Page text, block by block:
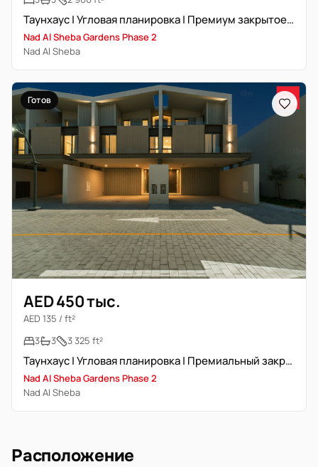
Таунхаус | Угловая планировка | Премиум закрытое сообщество
Nad Al Sheba Gardens Phase 2
Nad Al Sheba
Готов
AED 450 тыс.
AED 135 / ft²
3
3 3 325 ft²
Таунхаус | Угловая планировка | Премиальный закрытый комплекс
Nad Al Sheba Gardens Phase 2
Nad Al Sheba
Расположение